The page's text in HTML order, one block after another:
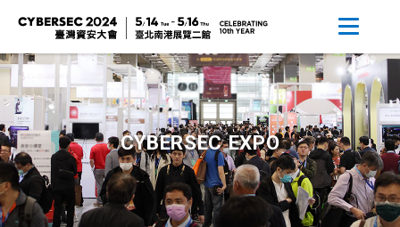
CYBERSEC EXPO